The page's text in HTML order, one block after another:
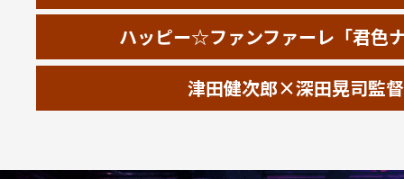
ハッピー☆ファンファーレ「君色
津田健次郎×深田晃司監